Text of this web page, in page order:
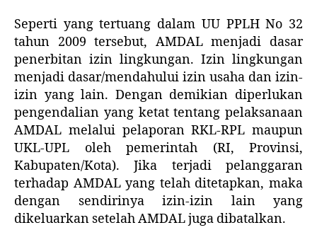
Seperti yang tertuang dalam UU PPLH No 32
tahun 2009 tersebut, AMDAL menjadi dasar
penerbitan izin lingkungan. Izin lingkungan
menjadi dasar/mendahului izin usaha dan izin-
izin yang lain. Dengan demikian diperlukan
pengendalian yang ketat tentang pelaksanaan
AMDAL melalui pelaporan RKL-RPL maupun
UKL-UPL oleh pemerintah (RI, Provinsi,
Kabupaten/Kota). Jika terjadi pelanggaran
terhadap AMDAL yang telah ditetapkan, maka
dengan sendirinya izin-izin lain yang
dikeluarkan setelah AMDAL juga dibatalkan.